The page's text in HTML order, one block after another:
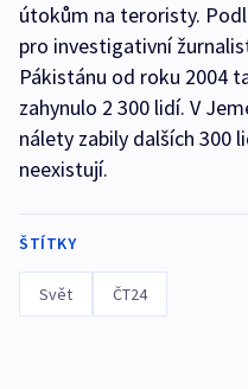
útokům na teroristy.
pro investigativní
Pákistánu od roku 2004
zahynulo 2 300 lidí. V
nálety zabily dalších 300
neexistují.
ŠTÍTKY
Svět ČT24